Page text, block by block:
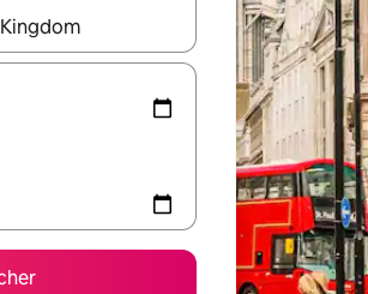
parcourez-les en utilisant les flèches